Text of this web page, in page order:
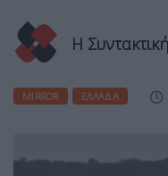
Η
MIRROR ΕΛΛΆΔΑ